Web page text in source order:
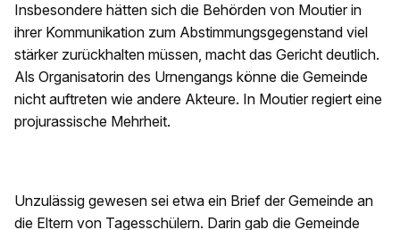
Insbesondere hätten sich die Behörden von Moutier in
ihrer Kommunikation zum Abstimmungsgegenstand viel
stärker zurückhalten müssen, macht das Gericht deutlich.
Als Organisatorin des Urnengangs könne die Gemeinde
nicht auftreten wie andere Akteure. In Moutier regiert eine
projurassische Mehrheit.
Unzulässig gewesen sei etwa ein Brief der Gemeinde an
die Eltern von Tagesschülern. Darin gab die Gemeinde